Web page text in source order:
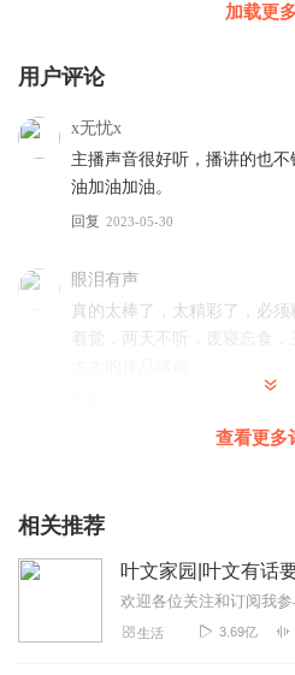
加载更多
用户评论
x无忧x
主播声音很好听，播讲的也
油加油加油。
回复 2023-05-30
眼泪有声
真的太棒了，太精彩了，必
着觉，两天不听，废寝忘食
听，让人越听越喜欢。感谢主
山人有声
内容涉及面广，而且上新及时
查看更多
相关推荐
叶文家园|叶文有话
生活 3.69亿